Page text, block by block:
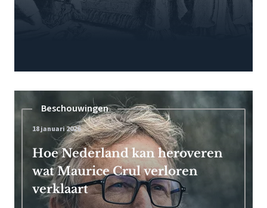
Beschouwingen
18 januari 2026
Hoe Nederland kan heroveren
wat Maurice Crul verloren
verklaart